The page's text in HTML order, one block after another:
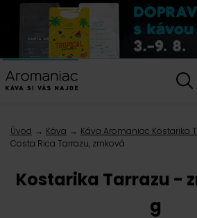
Úvod Káva
Káva Aromaniac Kostarika
Costa Rica Tarrazu, zrnková
Kostarika Tarrazu -
g